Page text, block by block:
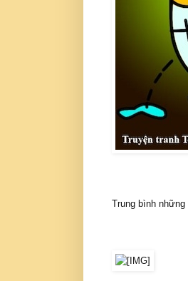
Trung bình